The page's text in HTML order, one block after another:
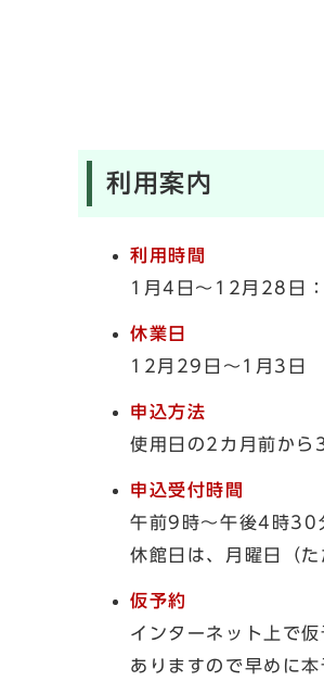
利用案内
利用時間
1月4日～12月28日
休業日
12月29日～1月3日
申込方法
使用日の2カ月前から
申込受付時間
午前9時～午後4時30
休館日は、月曜日（
仮予約
インターネット上で
ありますので早めに